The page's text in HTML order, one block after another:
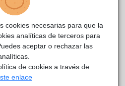
una perrita un poco sensible,
pero cariñosa con quien
y puesta de arnés es buena. Se
cookies necesarias para que la
analíticas de terceros para
aceptar o rechazar las
de cookies a través de
enlace